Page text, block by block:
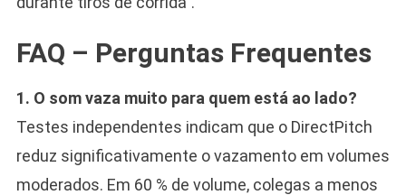
FAQ – Perguntas Frequentes
1. O som vaza muito para quem está ao lado?
Testes independentes indicam que o DirectPitch
reduz significativamente o vazamento em volumes
moderados. Em 60 % de volume, colegas a menos